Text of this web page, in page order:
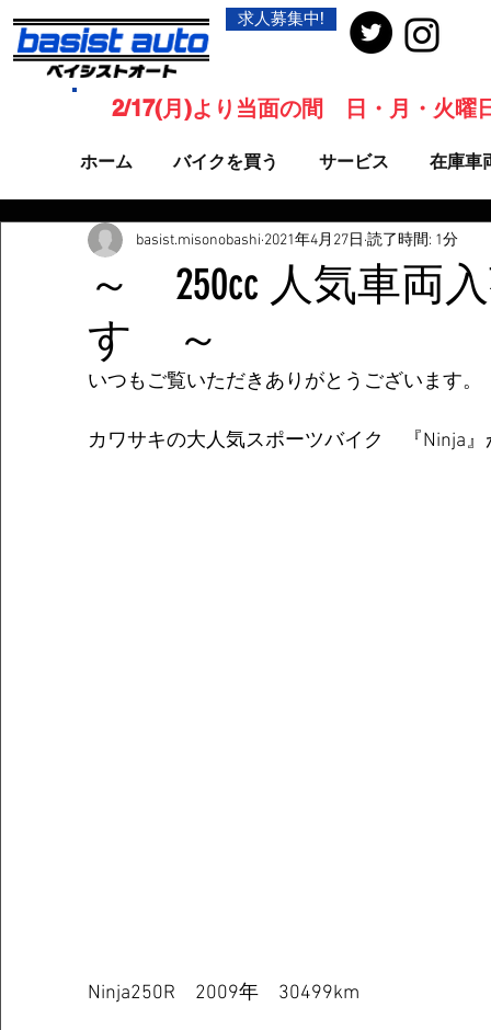
求人募集中!
ホーム バイクを買う サービス 在庫車
2/17(月)より当面の間 日・月・火曜
～ 250cc 人気車両
す ～
basist.misonobashi 2021年4月27日 読了時間: 1分
いつもご覧いただきありがとうございます。
カワサキの大人気スポーツバイク　『Ninja
Ninja250R　2009年　30499km